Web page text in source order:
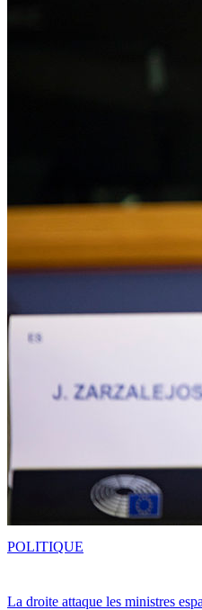
La droite attaque les ministres
POLITIQUE